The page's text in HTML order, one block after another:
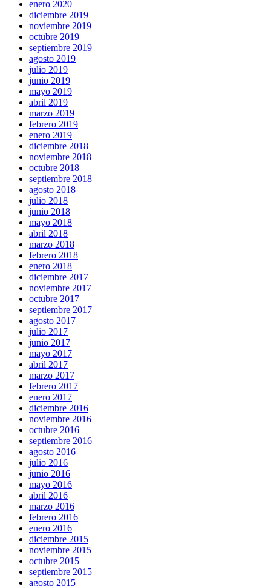
enero 2020
diciembre 2019
noviembre 2019
octubre 2019
septiembre 2019
agosto 2019
julio 2019
junio 2019
mayo 2019
abril 2019
marzo 2019
febrero 2019
enero 2019
diciembre 2018
noviembre 2018
octubre 2018
septiembre 2018
agosto 2018
julio 2018
junio 2018
mayo 2018
abril 2018
marzo 2018
febrero 2018
enero 2018
diciembre 2017
noviembre 2017
octubre 2017
septiembre 2017
agosto 2017
julio 2017
junio 2017
mayo 2017
abril 2017
marzo 2017
febrero 2017
enero 2017
diciembre 2016
noviembre 2016
octubre 2016
septiembre 2016
agosto 2016
julio 2016
junio 2016
mayo 2016
abril 2016
marzo 2016
febrero 2016
enero 2016
diciembre 2015
noviembre 2015
octubre 2015
septiembre 2015
agosto 2015